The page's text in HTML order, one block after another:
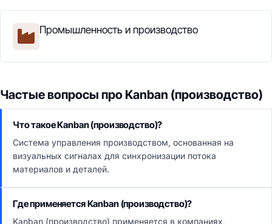
Промышленность и производство
Частые вопросы про Kanban (производство)
Что такое Kanban (производство)?
Система управления производством, основанная на
визуальных сигналах для синхронизации потока
материалов и деталей.
Где применяется Kanban (производство)?
Kanban (производство) применяется в компаниях,